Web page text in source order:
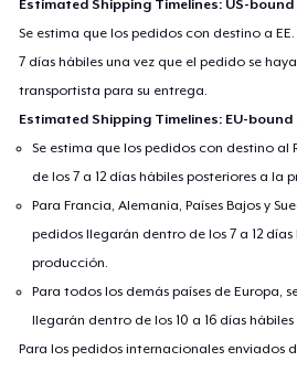
Estimated Shipping Timelines: US-
Se estima que los pedidos con destino a
7 días hábiles una vez que el pedido se
transportista para su entrega.
Estimated Shipping Timelines: EU-
Se estima que los pedidos con destino
de los 7 a 12 días hábiles posteriores a la
Para Francia, Alemania, Países Bajos y
pedidos llegarán dentro de los 7 a 12
producción.
Para todos los demás países de Europa,
llegarán dentro de los 10 a 16 días
Para los pedidos internacionales enviados